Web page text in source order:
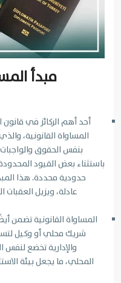
مبدأ
أحد أهم الركائز في قانون
المساواة القانونية،
بنفس الحقوق
باستثناء بعض القيود
حدودية محددة. هذا
عادلة، ويزيل العقبات
المساواة القانونية تضمن
شريك محلي أو وكيل
والإدارية تخضع لنفس
المحلي، ما يجعل بيئة